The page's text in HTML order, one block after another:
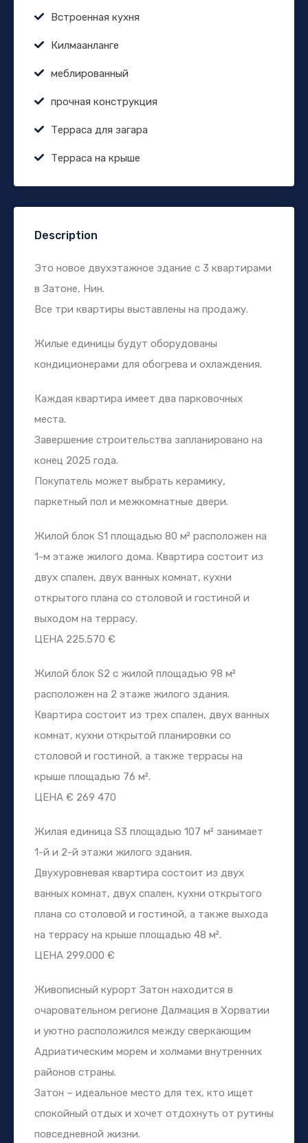
Встроенная кухня
Килмаанланге
меблированный
прочная конструкция
Терраса для загара
Терраса на крыше
Description
Это новое двухэтажное здание с 3 квартирами
в Затоне, Нин.
Все три квартиры выставлены на продажу.
Жилые единицы будут оборудованы
кондиционерами для обогрева и охлаждения.
Каждая квартира имеет два парковочных
места.
Завершение строительства запланировано на
конец 2025 года.
Покупатель может выбрать керамику,
паркетный пол и межкомнатные двери.
Жилой блок S1 площадью 80 м² расположен на
1-м этаже жилого дома. Квартира состоит из
двух спален, двух ванных комнат, кухни
открытого плана со столовой и гостиной и
выходом на террасу.
ЦЕНА 225.570 €
Жилой блок S2 с жилой площадью 98 м²
расположен на 2 этаже жилого здания.
Квартира состоит из трех спален, двух ванных
комнат, кухни открытой планировки со
столовой и гостиной, а также террасы на
крыше площадью 76 м².
ЦЕНА € 269 470
Жилая единица S3 площадью 107 м² занимает
1-й и 2-й этажи жилого здания.
Двухуровневая квартира состоит из двух
ванных комнат, двух спален, кухни открытого
плана со столовой и гостиной, а также выхода
на террасу на крыше площадью 48 м².
ЦЕНА 299.000 €
Живописный курорт Затон находится в
очаровательном регионе Далмация в Хорватии
и уютно расположился между сверкающим
Адриатическим морем и холмами внутренних
районов страны.
Затон – идеальное место для тех, кто ищет
спокойный отдых и хочет отдохнуть от рутины
повседневной жизни.